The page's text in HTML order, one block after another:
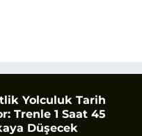
Yolculuk Tarih
Trenle 1 Saat 45
Düşecek